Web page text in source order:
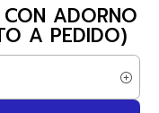
ADORNO
A PEDIDO)